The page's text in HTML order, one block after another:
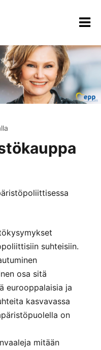
suhteisiin.
osa sitä
eurooppalaisia ja
kasvavassa
on
mitään